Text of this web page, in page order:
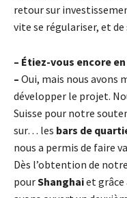
retour sur
vite se régulariser, et
– Étiez-vous encore
– Oui, mais nous avons
développer le projet.
Suisse pour notre
sur… les bars de
nous a permis de faire
Dès l’obtention de
pourShanghaiet grâce